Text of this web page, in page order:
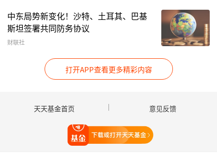
中报预告季展开，业绩将有较强分化，行情从β转
向α。重点关注行业： 新能源 、食品饮料、农林牧
渔、化工、 军工、医疗
国泰君安证券：A股有望走出相对独立行情，回调
上车选成长
经济预期好转但经济恢复缓慢，因此找股票不在于
两端走，风格分化还会继续，回调上车选成长。
中东局势新变化！沙特、土耳其、巴基
斯坦签署共同防务协议
财联社
打开APP查看更多精彩内容
天天基金首页 意见反馈
打开天天基金